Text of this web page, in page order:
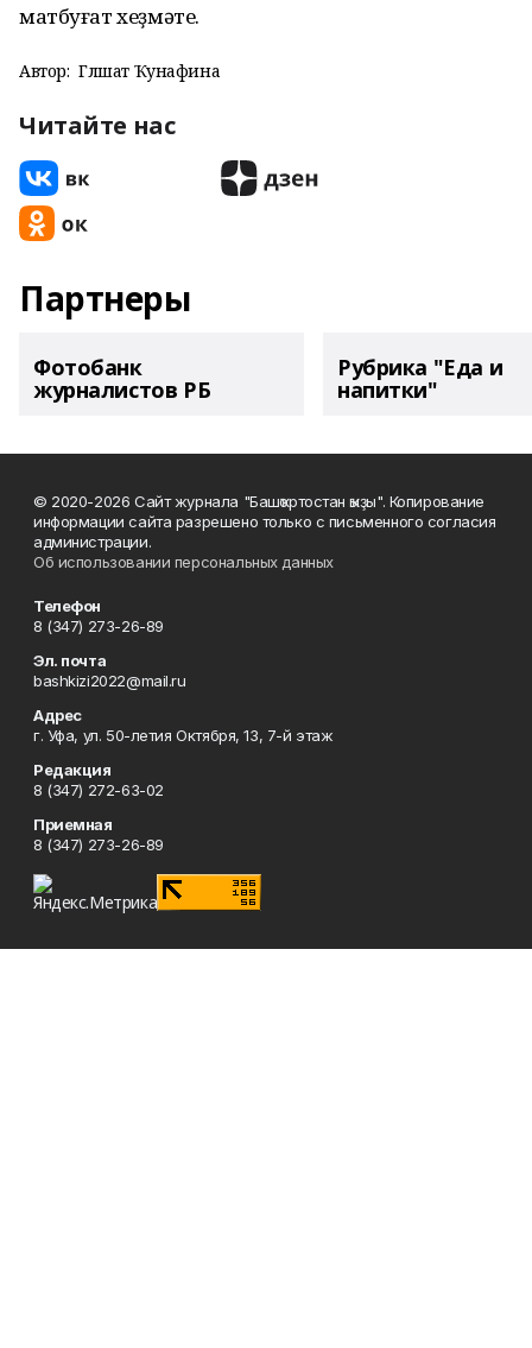
матбуғат хеҙмәте.
Автор: Гөлшат Ҡунафина
Читайте нас
Партнеры
Фотобанк
журналистов РБ
Рубрика "Еда и
напитки"
© 2020-2026 Сайт журнала "Башҡортостан ҡыҙы". Копирование
информации сайта разрешено только с письменного согласия
администрации.
Об использовании персональных данных
Телефон
8 (347) 273-26-89
Эл. почта
bashkizi2022@mail.ru
Адрес
г. Уфа, ул. 50-летия Октября, 13, 7-й этаж
Редакция
8 (347) 272-63-02
Приемная
8 (347) 273-26-89